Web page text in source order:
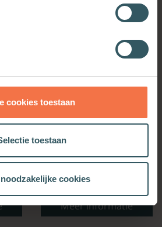
cookies toestaan
toestaan
cookies
Meer informatie